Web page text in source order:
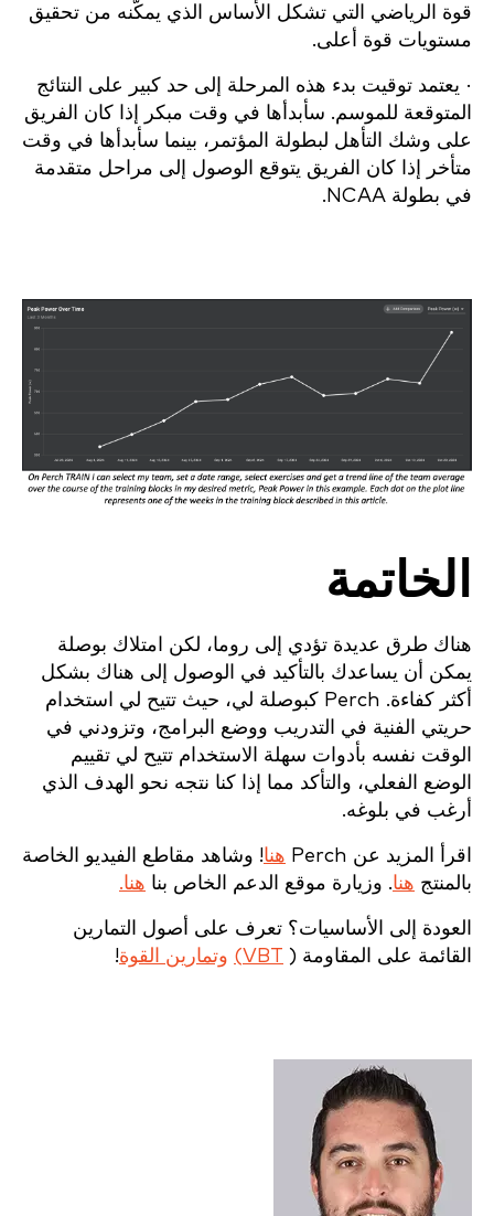
قوة الرياضي التي تشكل الأساس الذي يمكّنه من تحقيق
مستويات قوة أعلى.
· يعتمد توقيت بدء هذه المرحلة إلى حد كبير على النتائج
المتوقعة للموسم. سأبدأها في وقت مبكر إذا كان الفريق
على وشك التأهل لبطولة المؤتمر، بينما سأبدأها في وقت
متأخر إذا كان الفريق يتوقع الوصول إلى مراحل متقدمة
في بطولة NCAA.
الخاتمة
هناك طرق عديدة تؤدي إلى روما، لكن امتلاك بوصلة
يمكن أن يساعدك بالتأكيد في الوصول إلى هناك بشكل
أكثر كفاءة. Perch كبوصلة لي، حيث تتيح لي استخدام
حريتي الفنية في التدريب ووضع البرامج، وتزودني في
الوقت نفسه بأدوات سهلة الاستخدام تتيح لي تقييم
الوضع الفعلي، والتأكد مما إذا كنا نتجه نحو الهدف الذي
أرغب في بلوغه.
اقرأ المزيد عن Perch هنا! وشاهد مقاطع الفيديو الخاصة
بالمنتج هنا. وزيارة موقع الدعم الخاص بنا هنا.
العودة إلى الأساسيات؟ تعرف على أصول التمارين
القائمة على المقاومة ( VBT) وتمارين القوة!